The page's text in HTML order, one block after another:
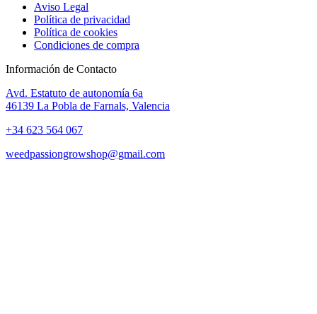
Aviso Legal
Política de privacidad
Política de cookies
Condiciones de compra
Información de Contacto
Avd. Estatuto de autonomía 6a
46139 La Pobla de Farnals, Valencia
+34 623 564 067
weedpassiongrowshop@gmail.com